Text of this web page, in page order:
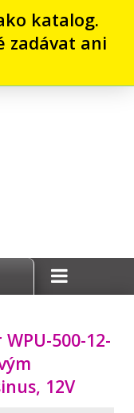
katalog.
zadávat ani
500-12-
12V